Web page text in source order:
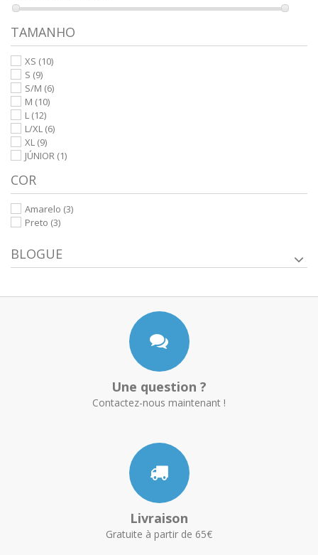
TAMANHO
XS (10)
S (9)
S/M (6)
M (10)
L (12)
L/XL (6)
XL (9)
JÚNIOR (1)
COR
Amarelo (3)
Preto (3)
BLOGUE
Une question ?
Contactez-nous maintenant !
Livraison
Gratuite à partir de 65€